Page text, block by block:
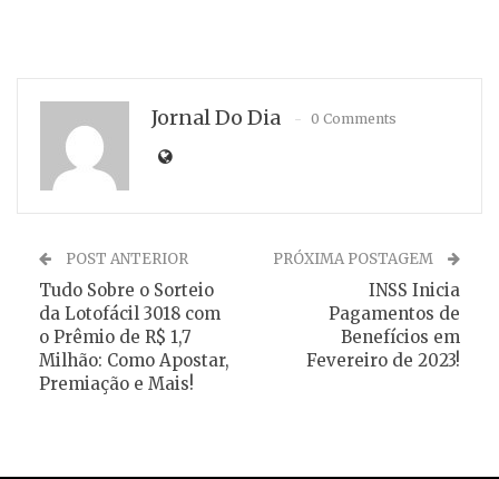
Jornal Do Dia 0 Comments
POST ANTERIOR
Tudo Sobre o Sorteio
da Lotofácil 3018 com
o Prêmio de R$ 1,7
Milhão: Como Apostar,
Premiação e Mais!
PRÓXIMA POSTAGEM
INSS Inicia
Pagamentos de
Benefícios em
Fevereiro de 2023!